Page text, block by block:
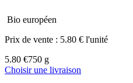
Bio européen
Prix de vente : 5.80 € l'unité
5.80 €750 g
Choisir une livraison